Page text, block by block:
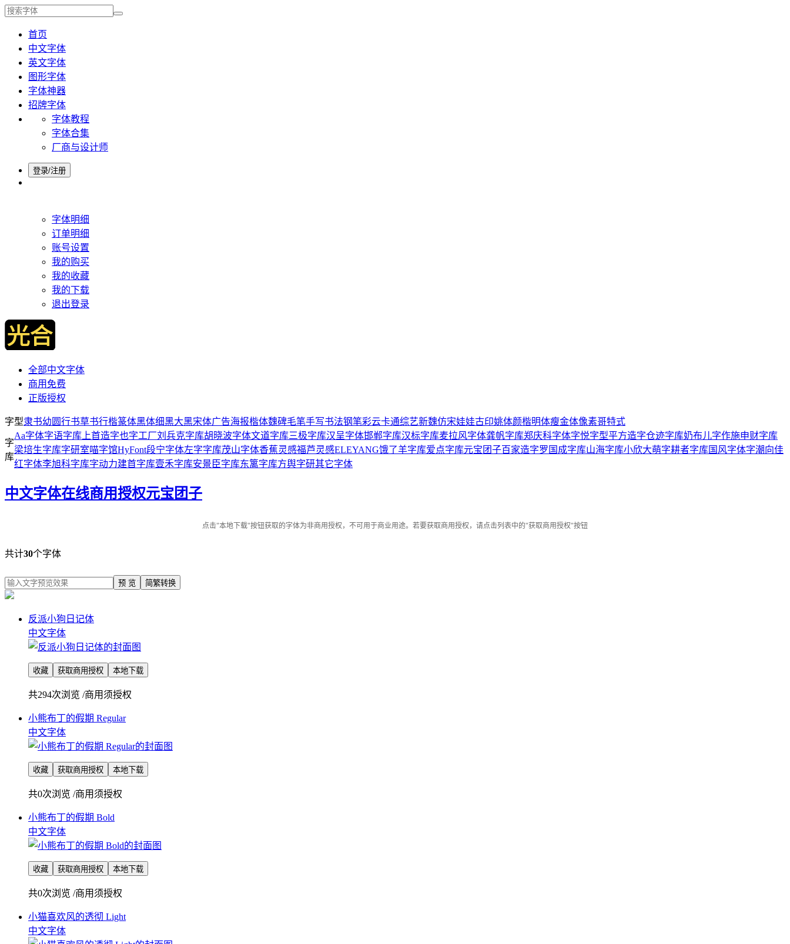
首页
中文字体
英文字体
图形字体
字体神器
招牌字体
字体教程
字体合集
厂商与设计师
登录/注册
字体明细
订单明细
账号设置
我的购买
我的收藏
我的下载
退出登录
全部中文字体
商用免费
正版授权
字型隶书幼圆行书草书行楷篆体黑体细黑大黑宋体广告海报楷体魏碑毛笔手写书法钢笔彩云卡通综艺新魏仿宋娃娃古印姚体颜楷明体瘦金体像素哥特式
字
库
Aa字体字语字库 上首造字也字工厂刘兵克字库胡晓波字体文道字库三极字库汉呈字体邯郸字库汉标字库麦拉风字体龚帆字库郑庆科字体字悦字型平方造字仓迹字库奶布儿字作施申财字库
梁培生字库字研室喵字馆HyFont段宁字体左字字库茂山字体香蕉灵感福芦灵感ELEYANG饿了羊字库爱点字库元宝团子百家造字罗国成字库山海字库小欣大萌字耕者字库国风字体字潮向佳
红字体李旭科字库字动力建首字库壹禾字库安景臣字库东篱字库方舆字研其它字体
中文字体在线商用授权元宝团子
点击"本地下载"按钮获取的字体为非商用授权，不可用于商业用途。若要获取商用授权，请点击列表中的"获取商用授权"按钮
共计30个字体
预 览 简繁转换
反派小狗日记体
中文字体
收藏 获取商用授权 本地下载
共294次浏览 /商用须授权
小熊布丁的假期 Regular
中文字体
收藏 获取商用授权 本地下载
共0次浏览 /商用须授权
小熊布丁的假期 Bold
中文字体
收藏 获取商用授权 本地下载
共0次浏览 /商用须授权
小猫喜欢风的透彻 Light
中文字体